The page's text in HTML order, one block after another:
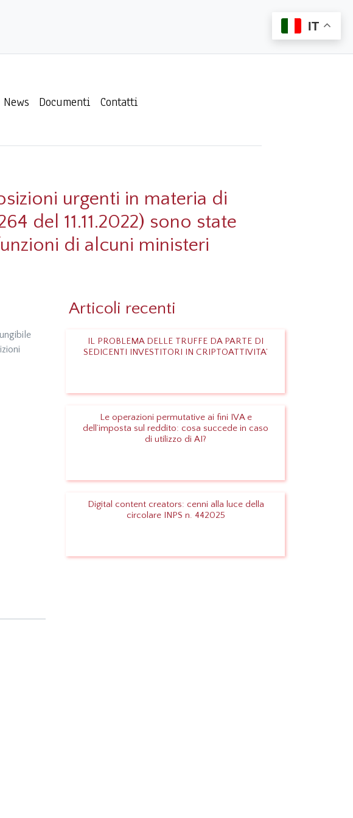
News Documenti Contatti
IT
urgenti in materia di
del 11.11.2022) sono state
di alcuni ministeri
Articoli recenti
IL PROBLEMA DELLE TRUFFE DA PARTE DI
SEDICENTI INVESTITORI IN CRIPTOATTIVITA’
Le operazioni permutative ai fini IVA e
dell’imposta sul reddito: cosa succede in caso
di utilizzo di AI?
Digital content creators: cenni alla luce della
circolare INPS n. 442025